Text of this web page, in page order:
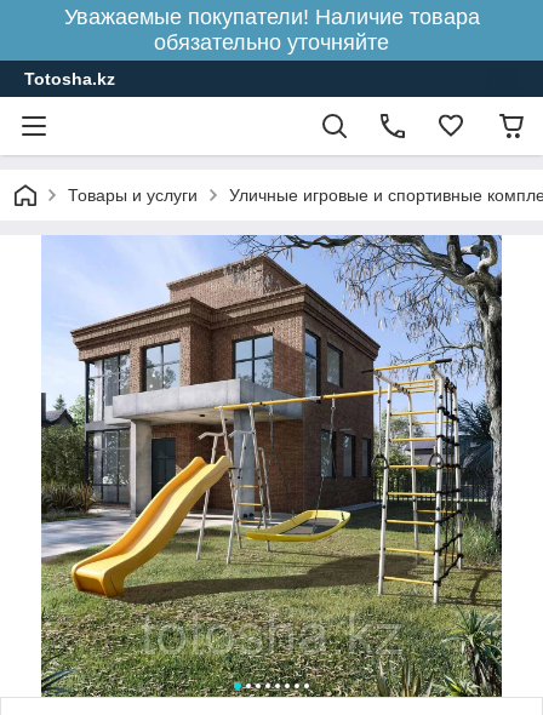
Уважаемые покупатели! Наличие товара
обязательно уточняйте
Totosha.kz
Товары и услуги Уличные игровые и спортивные